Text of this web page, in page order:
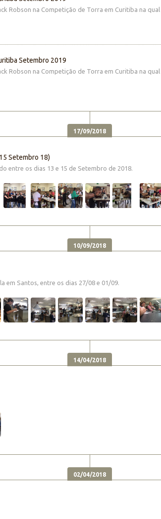
Robson na Competição de Torra em Curitiba na
Setembro 2019
Robson na Competição de Torra em Curitiba na
17/09/2018
Setembro 18)
entre os dias 13 e 15 de Setembro de 2018.
10/09/2018
em Santos, entre os dias 27/08 e 01/09.
14/04/2018
02/04/2018